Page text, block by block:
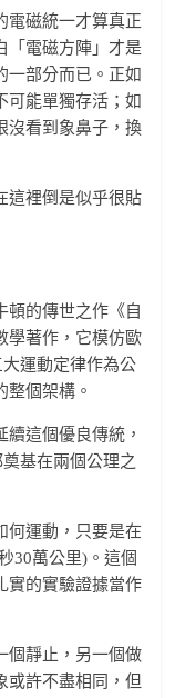
電磁統一才算真正
「電磁方陣」才是
一部分而已。正如
可能單獨存活；如
沒看到象鼻子，換
這裡倒是似乎很貼
頓的傳世之作《自
學著作，它模仿歐
運動定律作為公
整個架構。
這個優良傳統，
基在兩個公理之
何運動，只要是在
30萬公里)。這個
實的實驗證據當作
個靜止，另一個做
或許不盡相同，但